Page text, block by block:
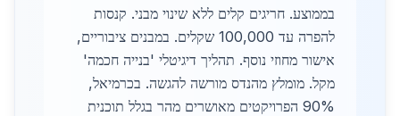
בממוצע. חריגים קלים ללא שינוי מבני. קנסות
להפרה עד 100,000 שקלים. במבנים ציבוריים,
אישור מחוזי נוסף. תהליך דיגיטלי 'בנייה חכמה'
מקל. מומלץ מהנדס מורשה להגשה. בכרמיאל,
90% הפרויקטים מאושרים מהר בגלל תוכנית